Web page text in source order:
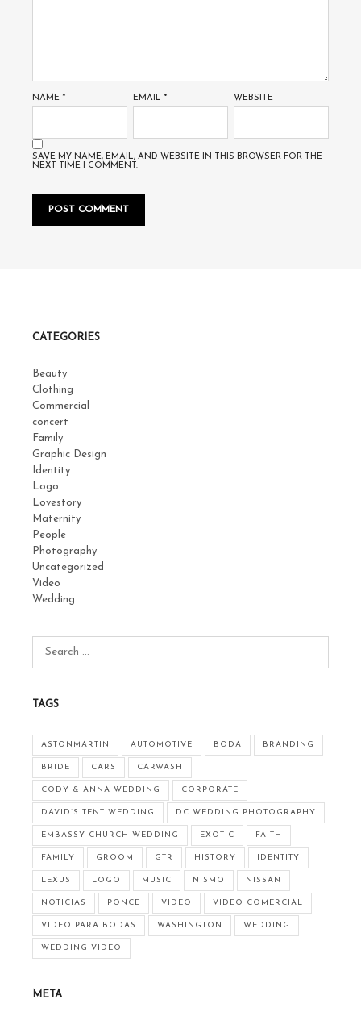
NAME * EMAIL * WEBSITE
SAVE MY NAME, EMAIL, AND WEBSITE IN THIS BROWSER FOR THE
NEXT TIME I COMMENT.
CATEGORIES
Beauty
Clothing
Commercial
concert
Family
Graphic Design
Identity
Logo
Lovestory
Maternity
People
Photography
Uncategorized
Video
Wedding
TAGS
ASTONMARTIN AUTOMOTIVE BODA BRANDING
BRIDE CARS CARWASH
CODY & ANNA WEDDING CORPORATE
DAVID’S TENT WEDDING DC WEDDING PHOTOGRAPHY
EMBASSY CHURCH WEDDING EXOTIC FAITH
FAMILY GROOM GTR HISTORY IDENTITY
LEXUS LOGO MUSIC NISMO NISSAN
NOTICIAS PONCE VIDEO VIDEO COMERCIAL
VIDEO PARA BODAS WASHINGTON WEDDING
WEDDING VIDEO
META